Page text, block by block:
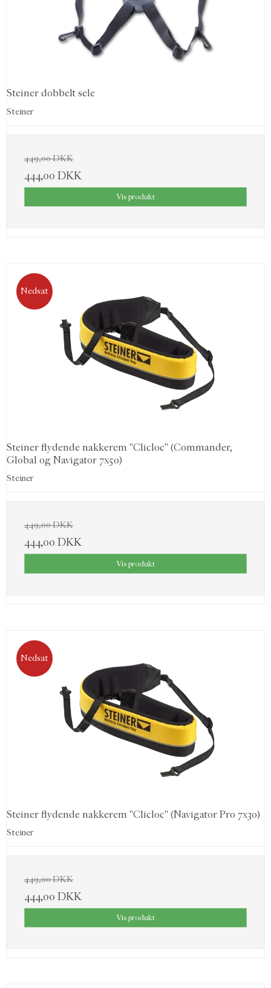
Steiner dobbelt sele
Steiner
449,00 DKK
444,00 DKK
Vis produkt
Nedsat
Steiner flydende nakkerem "Clicloc" (Commander,
Global og Navigator 7x50)
Steiner
449,00 DKK
444,00 DKK
Vis produkt
Nedsat
Steiner flydende nakkerem "Clicloc" (Navigator Pro 7x30)
Steiner
449,00 DKK
444,00 DKK
Vis produkt